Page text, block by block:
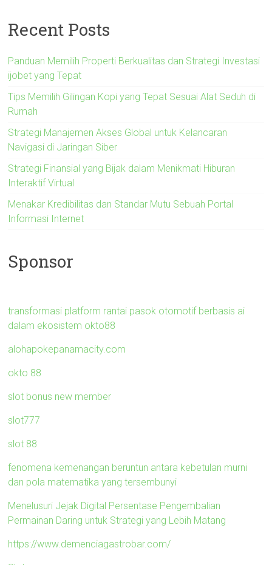
Recent Posts
Panduan Memilih Properti Berkualitas dan Strategi Investasi
ijobet yang Tepat
Tips Memilih Gilingan Kopi yang Tepat Sesuai Alat Seduh di
Rumah
Strategi Manajemen Akses Global untuk Kelancaran
Navigasi di Jaringan Siber
Strategi Finansial yang Bijak dalam Menikmati Hiburan
Interaktif Virtual
Menakar Kredibilitas dan Standar Mutu Sebuah Portal
Informasi Internet
Sponsor
transformasi platform rantai pasok otomotif berbasis ai
dalam ekosistem okto88
alohapokepanamacity.com
okto 88
slot bonus new member
slot777
slot 88
fenomena kemenangan beruntun antara kebetulan murni
dan pola matematika yang tersembunyi
Menelusuri Jejak Digital Persentase Pengembalian
Permainan Daring untuk Strategi yang Lebih Matang
https://www.demenciagastrobar.com/